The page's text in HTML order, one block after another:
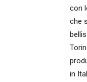
con
che
in